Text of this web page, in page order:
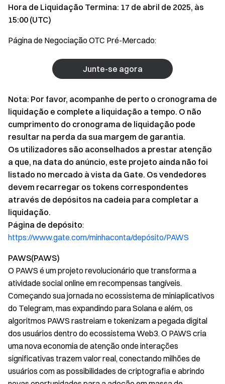
Hora de Liquidação Termina: 17 de abril de 2025, às
15:00 (UTC)
Página de Negociação OTC Pré-Mercado:
Junte-se agora
Nota: Por favor, acompanhe de perto o cronograma de
liquidação e complete a liquidação a tempo. O não
cumprimento do cronograma de liquidação pode
resultar na perda da sua margem de garantia.
Os utilizadores são aconselhados a prestar atenção
a que, na data do anúncio, este projeto ainda não foi
listado no mercado à vista da Gate. Os vendedores
devem recarregar os tokens correspondentes
através de depósitos na cadeia para completar a
liquidação.
Página de depósito:
https://www.gate.com/minhaconta/depósito/PAWS
PAWS(PAWS)
O PAWS é um projeto revolucionário que transforma a
atividade social online em recompensas tangíveis.
Começando sua jornada no ecossistema de miniaplicativos
do Telegram, mas expandindo para Solana e além, os
algoritmos PAWS rastreiam e tokenizam a pegada digital
dos usuários dentro do ecossistema Web3. O PAWS cria
uma nova economia de atenção onde interações
significativas trazem valor real, conectando milhões de
usuários com as possibilidades de criptografia e abrindo